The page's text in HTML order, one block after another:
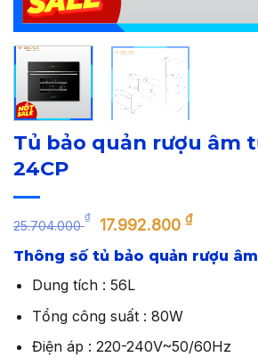
Tủ bảo quản rượu âm
24CP
25.704.000
₫
Giá
gốc
là:
25.704.000 ₫.
17.992.800₫Giá
hiện
tại
Thông số tủ bảo quản rượu
Dung tích : 56L
Tổng công suất : 80W
Điện áp : 220-240V~50/60Hz